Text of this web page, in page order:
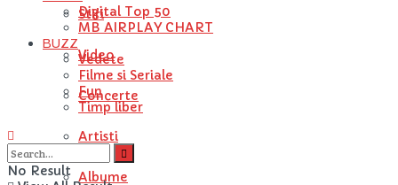
Stiri
Video
Concerte
Artisti
Albume
Digital Top 50
MB AIRPLAY CHART
BUZZ
Vedete
Filme si Seriale
Fun
Timp liber
No Result